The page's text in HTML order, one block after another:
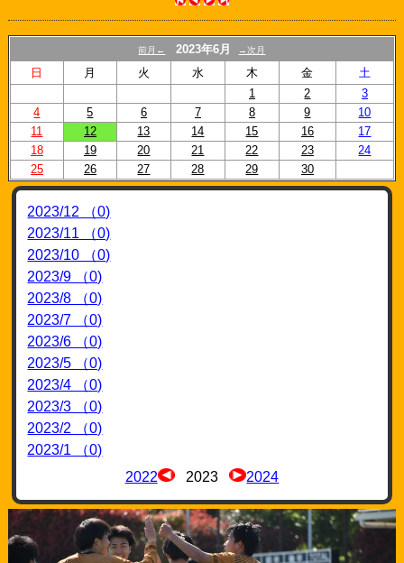
スケジュール
リンク
前月← 2023年6月 →次月
日 月 火 水 木 金
土
1
2
3
4
5 6 7 8 9
10
11
12 13 14 15 16
17
18
19 20 21 22 23
24
25
26 27 28 29 30
2023/12 （0)
2023/11 （0)
2023/10 （0)
2023/9 （0)
2023/8 （0)
2023/7 （0)
2023/6 （0)
2023/5 （0)
2023/4 （0)
2023/3 （0)
2023/2 （0)
2023/1 （0)
2022
2023 2024